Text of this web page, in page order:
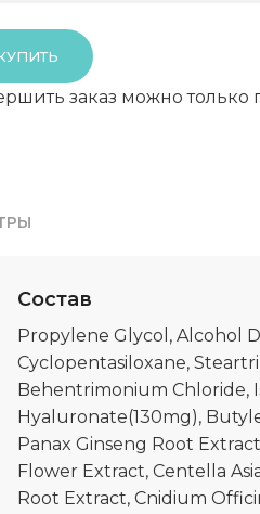
заказ можно только
Состав
Propylene Glycol, Alcohol
Cyclopentasiloxane,
Behentrimonium Chloride,
Hyaluronate(130mg),
Panax Ginseng Root
Flower Extract, Centella
Root Extract, Cnidium